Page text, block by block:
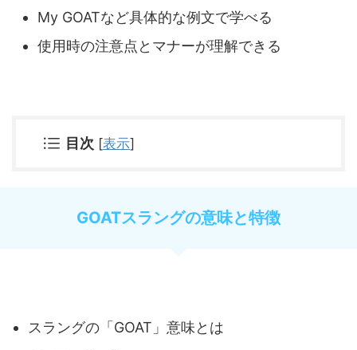
My GOATなど具体的な例文で学べる
使用時の注意点とマナーが理解できる
目次 [表示]
GOATスラングの意味と特徴
スラングの「GOAT」意味とは